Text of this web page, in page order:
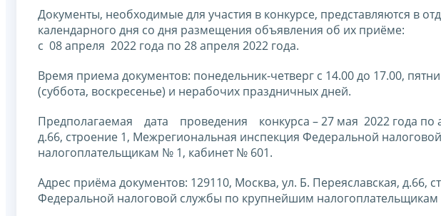
Документы, необходимые для участия в конкурсе, представляются в
календарного дня со дня размещения объявления об их приёме:
с 08 апреля 2022 года по 28 апреля 2022 года.
Время приема документов: понедельник-четверг с 14.00 до 17.00,
(суббота, воскресенье) и нерабочих праздничных дней.
Предполагаемая дата проведения конкурса – 27 мая 2022 года по
д.66, строение 1, Межрегиональная инспекция Федеральной
налогоплательщикам № 1, кабинет № 601.
Адрес приёма документов: 129110, Москва, ул. Б. Переяславская, д.66,
Федеральной налоговой службы по крупнейшим